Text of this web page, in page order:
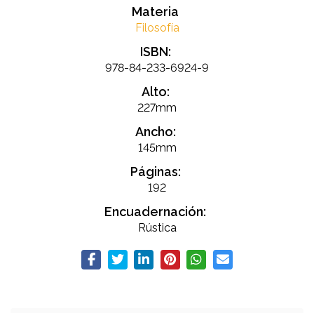
Materia
Filosofía
ISBN:
978-84-233-6924-9
Alto:
227mm
Ancho:
145mm
Páginas:
192
Encuadernación:
Rústica